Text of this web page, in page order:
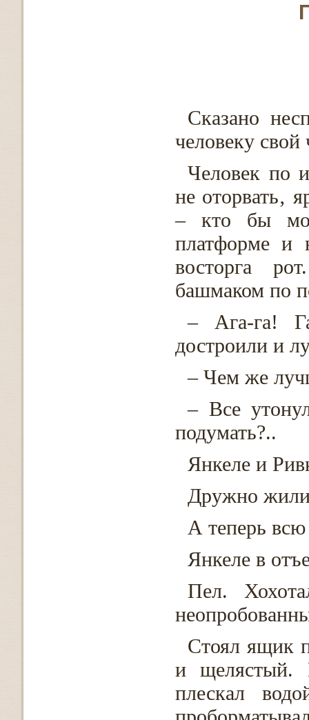
Сказано
человеку свой
Человек по
не оторвать‚
– кто бы
платформе и
восторга
башмаком по
– Ага-га!
достроили и
– Чем же
– Все
подумать?..
Янкеле и
Дружно жили
А теперь
Янкеле в
Пел.
Стоял ящик
и щелястый.
плескал